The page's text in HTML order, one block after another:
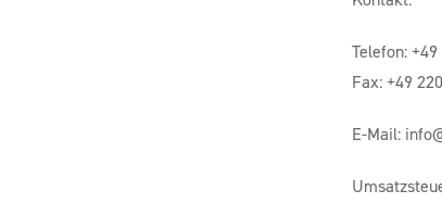
Telefon:
Fax: +49
E-Mail: